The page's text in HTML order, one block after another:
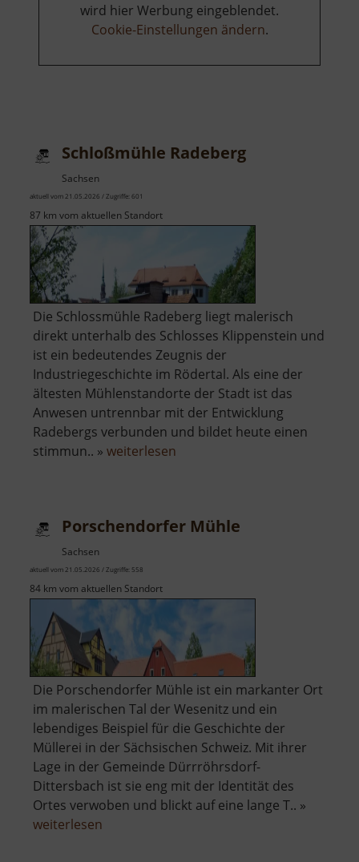
wird hier Werbung eingeblendet.
Cookie-Einstellungen ändern.
Schloßmühle Radeberg
Sachsen
aktuell vom 21.05.2026 / Zugriffe: 601
87 km vom aktuellen Standort
Die Schlossmühle Radeberg liegt malerisch
direkt unterhalb des Schlosses Klippenstein und
ist ein bedeutendes Zeugnis der
Industriegeschichte im Rödertal. Als eine der
ältesten Mühlenstandorte der Stadt ist das
Anwesen untrennbar mit der Entwicklung
Radebergs verbunden und bildet heute einen
stimmun.. » weiterlesen
Porschendorfer Mühle
Sachsen
aktuell vom 21.05.2026 / Zugriffe: 558
84 km vom aktuellen Standort
Die Porschendorfer Mühle ist ein markanter Ort
im malerischen Tal der Wesenitz und ein
lebendiges Beispiel für die Geschichte der
Müllerei in der Sächsischen Schweiz. Mit ihrer
Lage in der Gemeinde Dürrröhrsdorf-
Dittersbach ist sie eng mit der Identität des
Ortes verwoben und blickt auf eine lange T.. »
weiterlesen